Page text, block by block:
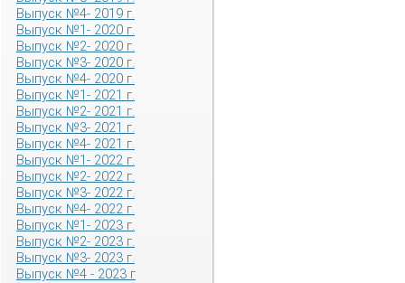
Выпуск №4- 2019 г.
Выпуск №1- 2020 г.
Выпуск №2- 2020 г.
Выпуск №3- 2020 г.
Выпуск №4- 2020 г.
Выпуск №1- 2021 г.
Выпуск №2- 2021 г.
Выпуск №3- 2021 г.
Выпуск №4- 2021 г.
Выпуск №1- 2022 г.
Выпуск №2- 2022 г.
Выпуск №3- 2022 г.
Выпуск №4- 2022 г.
Выпуск №1- 2023 г.
Выпуск №2- 2023 г.
Выпуск №3- 2023 г.
Выпуск №4 - 2023 г